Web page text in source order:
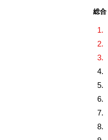
総合
1.
2.
3.
4.
5.
6.
7.
8.